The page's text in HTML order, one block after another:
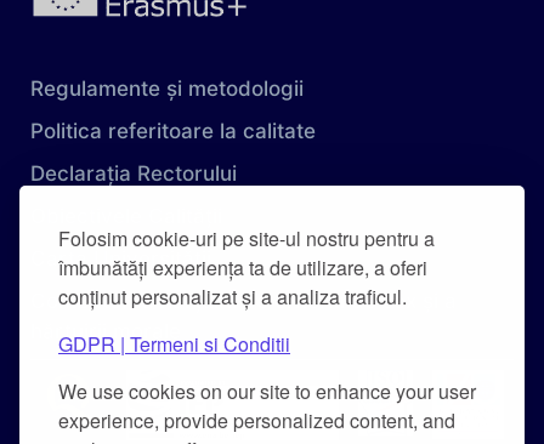
Folosim cookie-uri pe site-ul nostru pentru a
îmbunătăți experiența ta de utilizare, a oferi
conținut personalizat și a analiza traficul.
GDPR | Termeni si Conditii
We use cookies on our site to enhance your user
experience, provide personalized content, and
Regulamente și metodologii
Politica referitoare la calitate
Declarația Rectorului
Carta Universității
Combaterea hărțuirii pe criteriu de sex și a